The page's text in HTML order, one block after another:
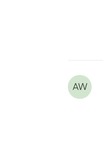
AW